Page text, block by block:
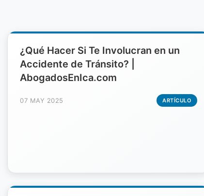
¿Qué Hacer Si Te Involucran en un
Accidente de Tránsito? |
AbogadosEnIca.com
07 MAY 2025 ARTÍCULO